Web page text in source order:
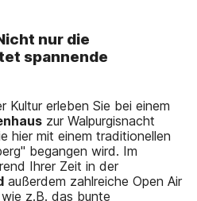
nur die
spannende
Kultur erleben Sie bei einem
zur Walpurgisnacht
hier mit einem traditionellen
begangen wird. Im
Ihrer Zeit in der
außerdem zahlreiche Open Air
z.B. das bunte